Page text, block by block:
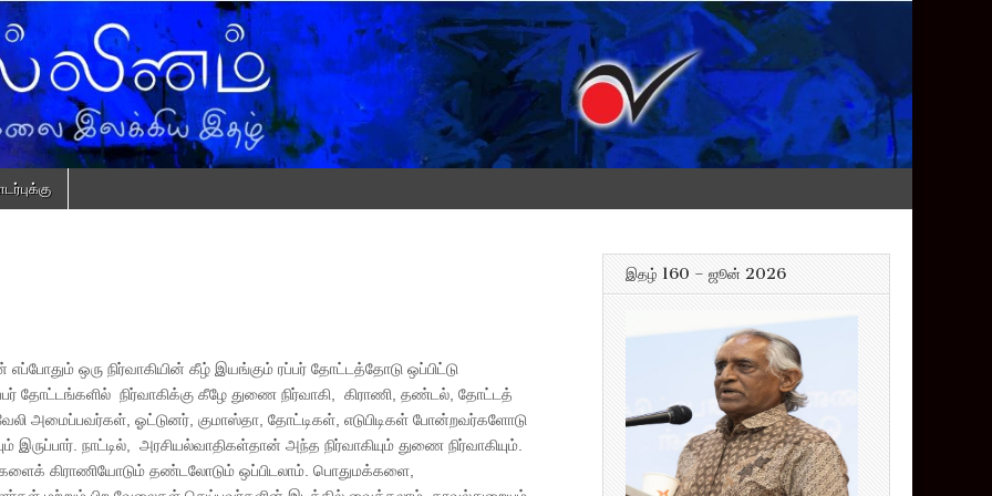
ஒரு நிர்வாகியின் கீழ் இயங்கும் ரப்பர் தோட்டத்தோடு ஒப்பிட்டு
தோட்டங்களில் நிர்வாகிக்கு கீழே துணை நிர்வாகி, கிராணி, தண்டல், தோட்டத்
அமைப்பவர்கள், ஓட்டுனர், குமாஸ்தா, தோட்டிகள், எடுபிடிகள் போன்றவர்களோடு
இருப்பார். நாட்டில், அரசியல்வாதிகள்தான் அந்த நிர்வாகியும் துணை நிர்வாகியும்.
கிராணியோடும் தண்டலோடும் ஒப்பிடலாம். பொதுமக்களை,
இதழ் 160 – ஜூன் 2026